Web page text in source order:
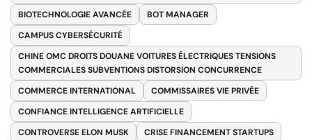
BIOTECHNOLOGIE AVANCÉE
BOT MANAGER
CAMPUS CYBERSÉCURITÉ
CHINE OMC DROITS DOUANE VOITURES ÉLECTRIQUES TENSIONS
COMMERCIALES SUBVENTIONS DISTORSION CONCURRENCE
COMMERCE INTERNATIONAL
COMMISSAIRES VIE PRIVÉE
CONFIANCE INTELLIGENCE ARTIFICIELLE
CONTROVERSE ELON MUSK
CRISE FINANCEMENT STARTUPS